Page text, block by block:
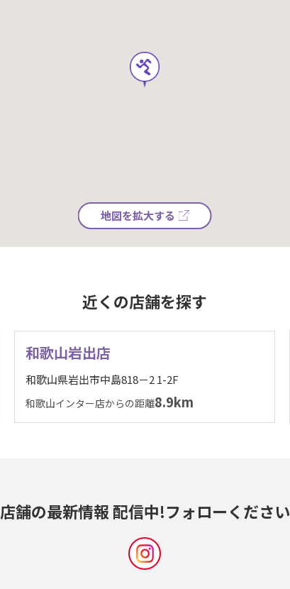
地図を拡大する
近くの店舗を探す
和歌山岩出店
和歌山県岩出市中島818－2 1-2F
和歌山インター店からの距離8.9km
店舗の最新情報 配信中!フォローください